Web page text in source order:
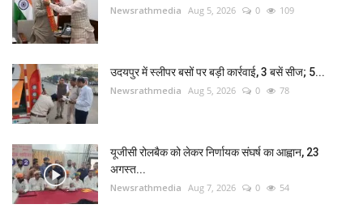
Newsrathmedia Aug 5, 2026 0 109
उदयपुर में स्लीपर बसों पर बड़ी कार्रवाई, 3 बसें सीज; 5...
Newsrathmedia Aug 5, 2026 0 78
यूजीसी रोलबैक को लेकर निर्णायक संघर्ष का आह्वान, 23
अगस्त...
Newsrathmedia Aug 7, 2026 0 54